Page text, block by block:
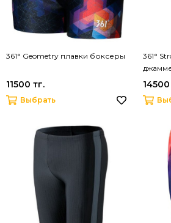
361° Geometry плавки боксеры
11500 тг.
Выбрать
361°
14500